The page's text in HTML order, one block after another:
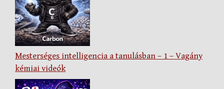
Mesterséges intelligencia a tanulásban – 1 – Vagány
kémiai videók